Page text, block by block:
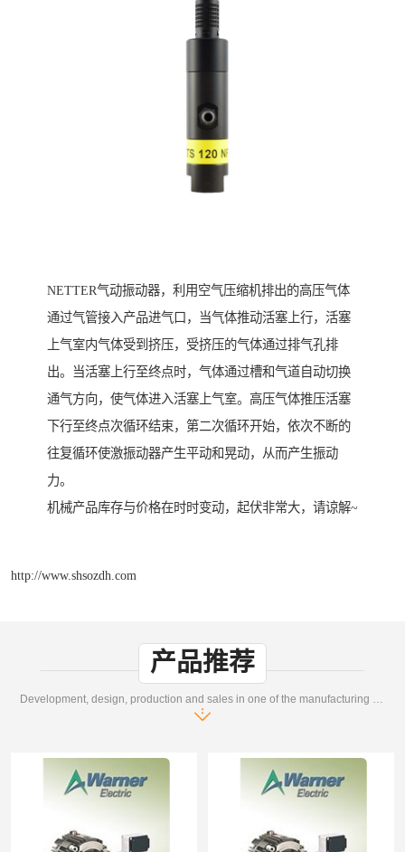
NETTER气动振动器，利用空气压缩机排出的高压气体
通过气管接入产品进气口，当气体推动活塞上行，活塞
上气室内气体受到挤压，受挤压的气体通过排气孔排
出。当活塞上行至终点时，气体通过槽和气道自动切换
通气方向，使气体进入活塞上气室。高压气体推压活塞
下行至终点次循环结束，第二次循环开始，依次不断的
往复循环使激振动器产生平动和晃动，从而产生振动
力。
机械产品库存与价格在时时变动，起伏非常大，请谅解~
http://www.shsozdh.com
产品推荐